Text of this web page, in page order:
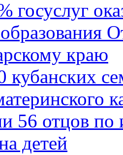
госуслуг
краю
кубанских
56 отцов по
детей